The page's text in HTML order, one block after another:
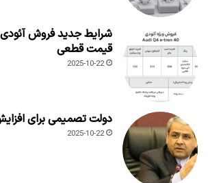
قیمت قطعی
2025-10-22
دولت تصمیمی برای
2025-10-22